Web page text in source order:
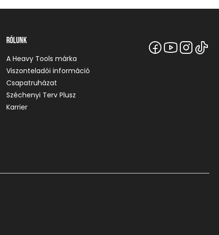
Rólunk
A Heavy Tools márka
Viszonteladói információ
Csapatruházat
Széchenyi Terv Plusz
Karrier